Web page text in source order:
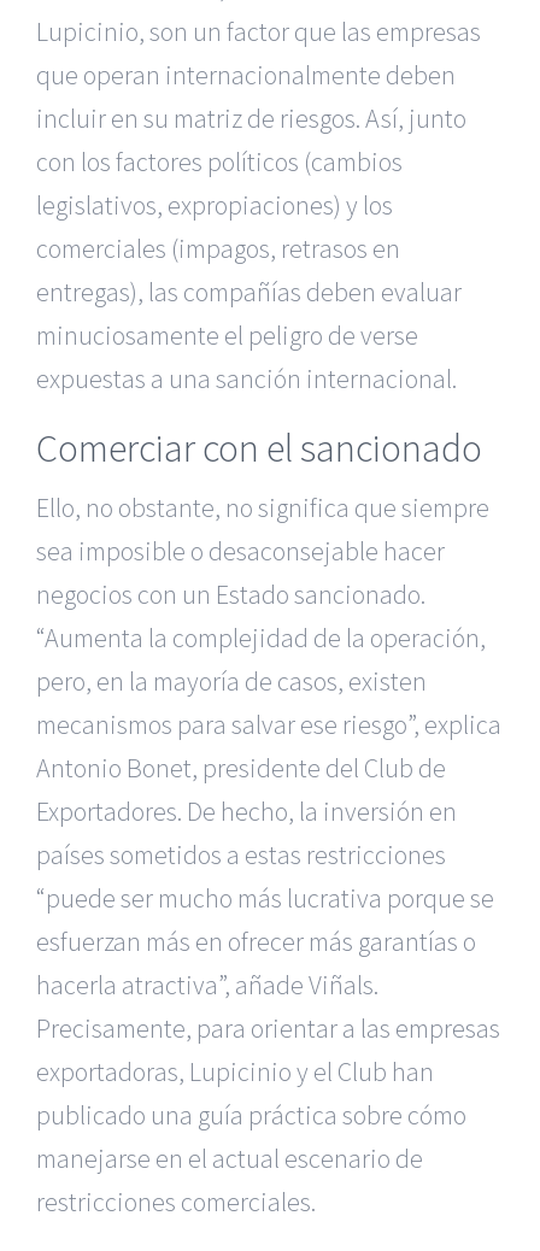
Lupicinio, son un factor que las empresas
que operan internacionalmente deben
incluir en su matriz de riesgos. Así, junto
con los factores políticos (cambios
legislativos, expropiaciones) y los
comerciales (impagos, retrasos en
entregas), las compañías deben evaluar
minuciosamente el peligro de verse
expuestas a una sanción internacional.
Comerciar con el sancionado
Ello, no obstante, no significa que siempre
sea imposible o desaconsejable hacer
negocios con un Estado sancionado.
“Aumenta la complejidad de la operación,
pero, en la mayoría de casos, existen
mecanismos para salvar ese riesgo”, explica
Antonio Bonet, presidente del Club de
Exportadores. De hecho, la inversión en
países sometidos a estas restricciones
“puede ser mucho más lucrativa porque se
esfuerzan más en ofrecer más garantías o
hacerla atractiva”, añade Viñals.
Precisamente, para orientar a las empresas
exportadoras, Lupicinio y el Club han
publicado una guía práctica sobre cómo
manejarse en el actual escenario de
restricciones comerciales.